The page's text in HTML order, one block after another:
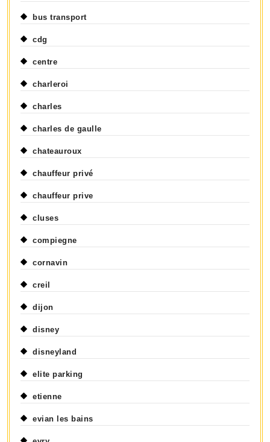
bus transport
cdg
centre
charleroi
charles
charles de gaulle
chateauroux
chauffeur privé
chauffeur prive
cluses
compiegne
cornavin
creil
dijon
disney
disneyland
elite parking
etienne
evian les bains